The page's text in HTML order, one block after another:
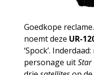
Goedkope
noemt deze UR-
‘Spock’.
personage uitStar